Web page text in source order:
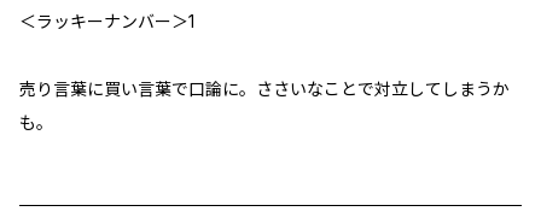
＜ラッキーナンバー＞1
売り言葉に買い言葉で口論に。ささいなことで対立してしまうか
も。